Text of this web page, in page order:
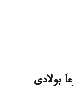
بولادى